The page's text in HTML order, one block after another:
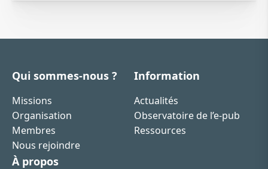
Qui sommes-nous ?
Missions
Organisation
Membres
Nous rejoindre
Information
Actualités
Observatoire de l’e-pub
Ressources
À propos